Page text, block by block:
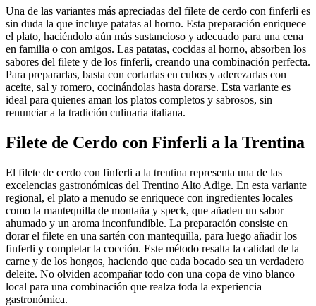
Una de las variantes más apreciadas del filete de cerdo con finferli es
sin duda la que incluye patatas al horno. Esta preparación enriquece
el plato, haciéndolo aún más sustancioso y adecuado para una cena
en familia o con amigos. Las patatas, cocidas al horno, absorben los
sabores del filete y de los finferli, creando una combinación perfecta.
Para prepararlas, basta con cortarlas en cubos y aderezarlas con
aceite, sal y romero, cocinándolas hasta dorarse. Esta variante es
ideal para quienes aman los platos completos y sabrosos, sin
renunciar a la tradición culinaria italiana.
Filete de Cerdo con Finferli a la Trentina
El filete de cerdo con finferli a la trentina representa una de las
excelencias gastronómicas del Trentino Alto Adige. En esta variante
regional, el plato a menudo se enriquece con ingredientes locales
como la mantequilla de montaña y speck, que añaden un sabor
ahumado y un aroma inconfundible. La preparación consiste en
dorar el filete en una sartén con mantequilla, para luego añadir los
finferli y completar la cocción. Este método resalta la calidad de la
carne y de los hongos, haciendo que cada bocado sea un verdadero
deleite. No olviden acompañar todo con una copa de vino blanco
local para una combinación que realza toda la experiencia
gastronómica.